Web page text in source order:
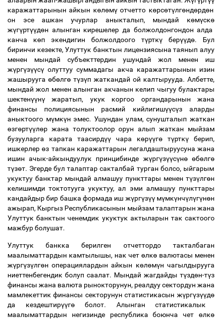
каражаттарынын айкын көлөмүотчетто көрсөтүлгөндөрдөн
он эсе ашкан учурлар аныкталып, мындай көмүскө
жүгүртүүдөн алынган кирешелер да болжолдонгондон алда
канча көп экендигин болжолдоого түрткү берүүдө. Бул
биринчи кезекте, Улуттук банктын лицензиясына таянып алуу
менен мындай субъекттердин ушундай жол менен иш
жүргүзүүсү олуттуу суммадагы акча каражаттарынын изин
жашырууга өбөлгө түзүп жаткандай ой калтырууда. Албетте,
мындай жол менен алынган акчанын келип чыгуу булактары
шектенүүнү жаратып, укук коргоо органдарынын жана
финансы полициясынын расмий кийлигишүүсүз аларды
аныктоого мүмкүн эмес. Ушундан улам, сунушталып жаткан
өзгөртүүлөр жана толуктоолор орун алып жаткан мыйзам
бузууларга карата таасирдүү чара көрүүгө түрткү берип,
ишкерлерөз тапкан каражаттарын легалдаштыруусуна жана
ишин ачык-айкындуулук принцибинде жүргүзүүсүнө өбөлгө
түзөт. Эгерде бул талаптар сакталбай турган болсо, ыйгарым
укуктуу банктар мындай алмашуу пункттары менен түзүлгөн
келишимди токтотууга укуктуу, ал эми алмашуу пункттары
кандайдыр бир башка формада иш жүргүзүүмүмкүнчүлүгүнөн
ажырап, Кыргыз Республикасынын мыйзам талаптарын жана
Улуттук банктын ченемдик укуктук актыларын так сактоого
мажбур болушат.
Улуттук банкка берилген отчеттордо такталбаган
маалыматтардын камтылышы, нак чет өлкө валютасы менен
жүргүзүлгөн операциялардын айкын көлөмүн чагылдырууга
ниеттенбегендик болуп саалат. Мындай жагдайды түздөн-түз
финансы жана валюта рынокторунун, реалдуу сектордун жана
мамлекеттик финансы секторунун статистикасын жүргүзүүдө
да кездештирүүгөболот. Алынган статистикалык
маалыматтардын негизинде республика боюнча чет өлкө